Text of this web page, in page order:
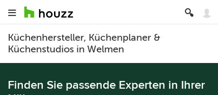
Küchenhersteller, Küchenplaner &
Küchenstudios in Welmen
Finden Sie passende Experten in Ihrer